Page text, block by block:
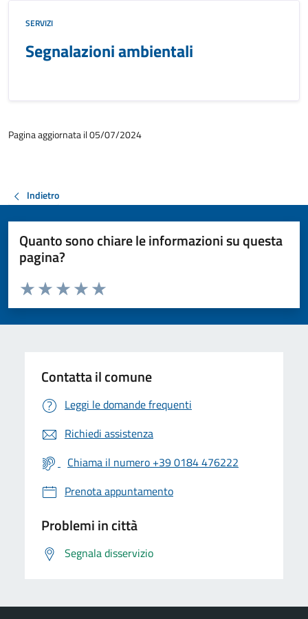
SERVIZI
Segnalazioni ambientali
Pagina aggiornata il 05/07/2024
Indietro
Quanto sono chiare le informazioni su questa
pagina?
Valuta da 1 a 5 stelle la pagina
Valuta 5 stelle su 5
Valuta 4 stelle su 5
Valuta 3 stelle su 5
Valuta 2 stelle su 5
Valuta 1 stelle su 5
Contatta il comune
Leggi le domande frequenti
Richiedi assistenza
Chiama il numero +39 0184 476222
Prenota appuntamento
Problemi in città
Segnala disservizio